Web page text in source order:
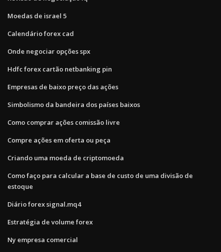
Moedas de israel 5
Calendário forex cad
Onde negociar opções spx
Hdfc forex cartão netbanking pin
Empresas de baixo preço das ações
Simbolismo da bandeira dos países baixos
Como comprar ações comissão livre
Compre ações em oferta ou peça
Criando uma moeda de criptomoeda
Como faço para calcular a base de custo de uma divisão de
estoque
Diário forex signal.mq4
Estratégia de volume forex
Ny empresa comercial